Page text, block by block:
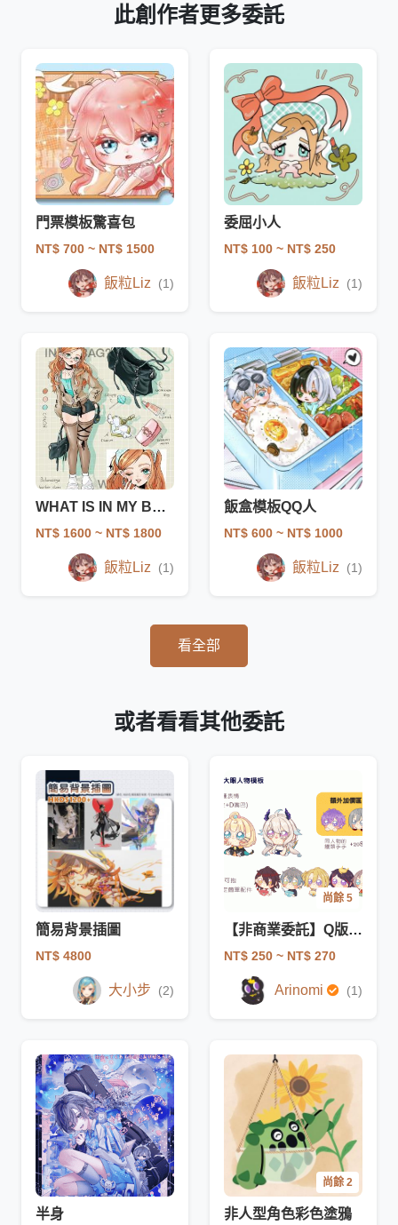
此創作者更多委託
門票模板驚喜包
NT$ 700 ~ NT$ 1500
飯粒Liz (1)
委屈小人
NT$ 100 ~ NT$ 250
飯粒Liz (1)
WHAT IS IN MY BAG 模板驚喜包
NT$ 1600 ~ NT$ 1800
飯粒Liz (1)
飯盒模板QQ人
NT$ 600 ~ NT$ 1000
飯粒Liz (1)
看全部
或者看看其他委託
簡易背景插圖
NT$ 4800
大小步 (2)
尚餘 5
【非商業委託】Q版 大眼人物模板
NT$ 250 ~ NT$ 270
Arinomi (1)
半身
尚餘 2
非人型角色彩色塗鴉